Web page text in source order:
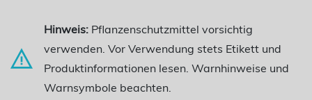
Hinweis: Pflanzenschutzmittel vorsichtig
verwenden. Vor Verwendung stets Etikett und
Produktinformationen lesen. Warnhinweise und
Warnsymbole beachten.